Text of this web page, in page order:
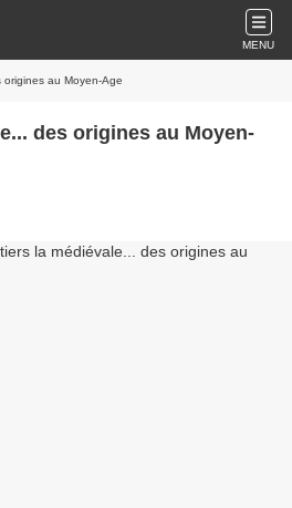
MENU
au Moyen-Age
des origines au Moyen-